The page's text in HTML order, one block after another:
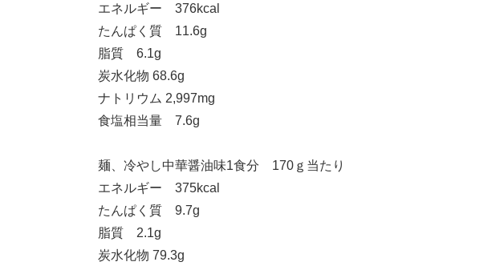
エネルギー 376kcal
たんぱく質 11.6g
脂質 6.1g
炭水化物 68.6g
ナトリウム 2,997mg
食塩相当量 7.6g
麺、冷やし中華醤油味1食分 170ｇ当たり
エネルギー 375kcal
たんぱく質 9.7g
脂質 2.1g
炭水化物 79.3g